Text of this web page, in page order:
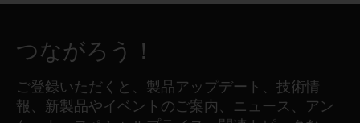
つながろう！
ご登録いただくと、製品アップデート、技術情
報、新製品やイベントのご案内、ニュース、アン